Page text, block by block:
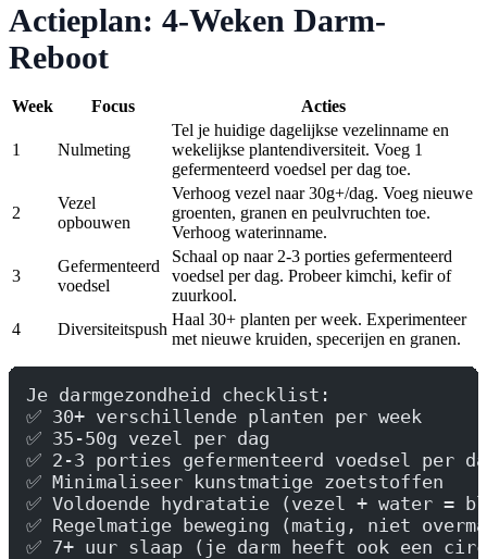
Actieplan: 4-Weken Darm-
Reboot
Week Focus Acties
1 Nulmeting
Tel je huidige dagelijkse vezelinname en
wekelijkse plantendiversiteit. Voeg 1
gefermenteerd voedsel per dag toe.
2
Vezel
opbouwen
Verhoog vezel naar 30g+/dag. Voeg nieuwe
groenten, granen en peulvruchten toe.
Verhoog waterinname.
3
Gefermenteerd
voedsel
Schaal op naar 2-3 porties gefermenteerd
voedsel per dag. Probeer kimchi, kefir of
zuurkool.
4
Diversiteitspush
Haal 30+ planten per week. Experimenteer
met nieuwe kruiden, specerijen en granen.
Je darmgezondheid checklist:
✅ 30+ verschillende planten per week
✅ 35-50g vezel per dag
✅ 2-3 porties gefermenteerd voedsel per
✅ Minimaliseer kunstmatige zoetstoffen
✅ Voldoende hydratatie (vezel + water =
✅ Regelmatige beweging (matig, niet
✅ 7+ uur slaap (je darm heeft ook een